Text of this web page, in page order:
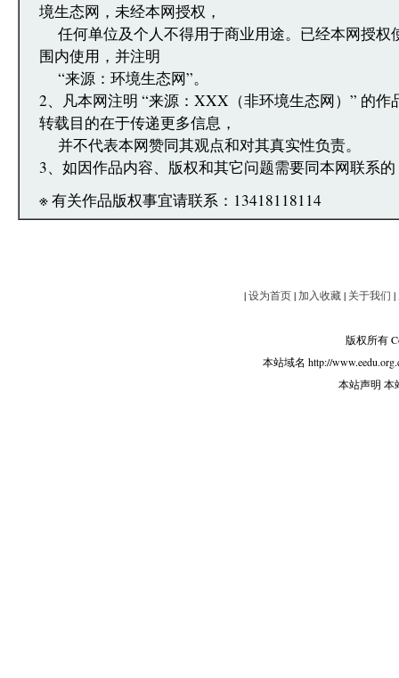
境生态网，未经本网授权，
任何单位及个人不得用于商业用途。已经本网授权
围内使用，并注明
“来源：环境生态网”。
2、凡本网注明 “来源：XXX（非环境生态网）” 的作
转载目的在于传递更多信息，
并不代表本网赞同其观点和对其真实性负责。
3、如因作品内容、版权和其它问题需要同本网联系
※ 有关作品版权事宜请联系：13418118114
|设为首页|加入收藏| 关于我们 |
版权所有
本站域名 http://
本站声明 本